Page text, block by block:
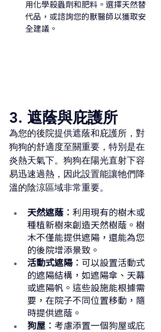
用化學殺蟲劑和肥料。選擇天然替
代品，或諮詢您的獸醫師以獲取安
全建議。
3. 遮蔭與庇護所
為您的後院提供遮蔭和庇護所，對
狗狗的舒適度至關重要，特別是在
炎熱天氣下。狗狗在陽光直射下容
易迅速過熱，因此設置能讓牠們降
溫的陰涼區域非常重要。
天然遮蔭 ：利用現有的樹木或
種植新樹來創造天然樹蔭。樹
木不僅能提供遮陽，還能為您
的後院增添景致。
活動式遮陽：可以設置活動式
的遮陽結構，如遮陽傘、天幕
或遮陽帆。這些設施能根據需
要，在院子不同位置移動，隨
時提供遮蔭。
狗屋 ：考慮添置一個狗屋或庇